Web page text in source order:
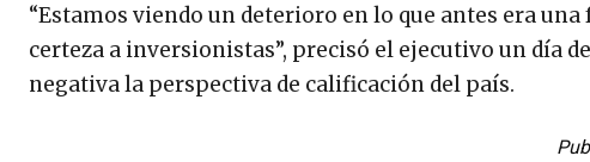
“Estamos viendo un deterioro en lo que antes era
certeza a inversionistas”, precisó el ejecutivo un día
negativa la perspectiva de calificación del país.